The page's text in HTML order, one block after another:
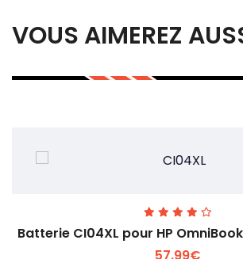
VOUS AIMEREZ
Batterie CI04XL pour HP